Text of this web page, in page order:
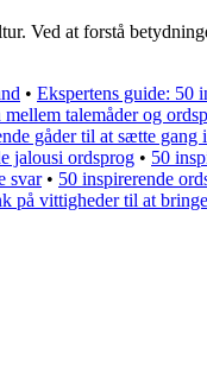
Ved at forstå
• Ekspertens guide: 50
talemåder og
gåder til at sætte gang
jalousi ordsprog • 50
svar• 50 inspirerende
på vittigheder til at